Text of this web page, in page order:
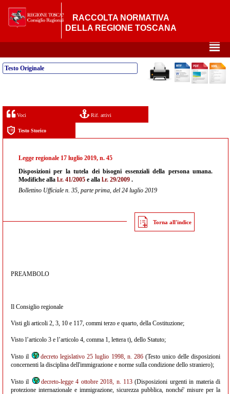
RACCOLTA NORMATIVA
DELLA REGIONE TOSCANA
²
Testo Originale
Voci Rif. attivi
Testo Storico
Legge regionale 17 luglio 2019, n. 45
Disposizioni per la tutela dei bisogni essenziali della persona umana.
Modifiche alla l.r. 41/2005 e alla l.r. 29/2009 .
Bollettino Ufficiale n. 35, parte prima, del 24 luglio 2019
Torna all'indice
PREAMBOLO
Il Consiglio regionale
Visti gli articoli 2, 3, 10 e 117, commi terzo e quarto, della Costituzione;
Visto l’articolo 3 e l’articolo 4, comma 1, lettera t), dello Statuto;
Visto il decreto legislativo 25 luglio 1998, n. 286(Testo unico delle disposizioni
concernenti la disciplina dell'immigrazione e norme sulla condizione dello straniero);
Visto il decreto-legge 4 ottobre 2018, n. 113(Disposizioni urgenti in materia di
protezione internazionale e immigrazione, sicurezza pubblica, nonché' misure per la